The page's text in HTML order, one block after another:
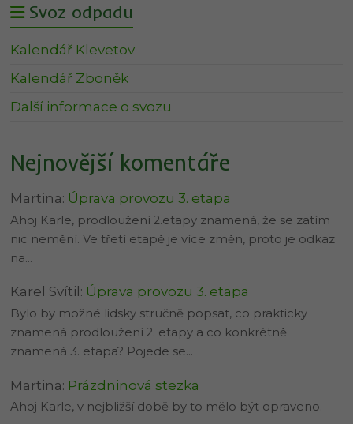
Svoz odpadu
Kalendář Klevetov
Kalendář Zboněk
Další informace o svozu
Nejnovější komentáře
Martina: Úprava provozu 3. etapa
Ahoj Karle, prodloužení 2.etapy znamená, že se zatím
nic nemění. Ve třetí etapě je více změn, proto je odkaz
na…
Karel Svítil : Úprava provozu 3. etapa
Bylo by možné lidsky stručně popsat, co prakticky
znamená prodloužení 2. etapy a co konkrétně
znamená 3. etapa? Pojede se…
Martina: Prázdninová stezka
Ahoj Karle, v nejbližší době by to mělo být opraveno.